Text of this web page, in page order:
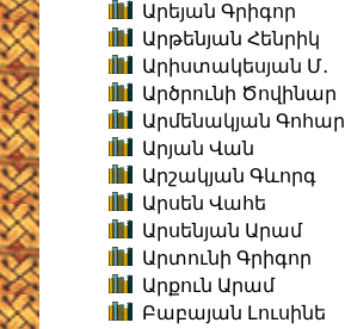
Արեյան Գրիգոր
Արթենյան Հենրիկ
Արիստակեսյան Մ․
Արծրունի Ծովինար
Արմենակյան Գոհար
Արյան Վան
Արշակյան Գևորգ
Արսեն Վահե
Արսենյան Արամ
Արտունի Գրիգոր
Արքուն Արամ
Բաբայան Լուսինե